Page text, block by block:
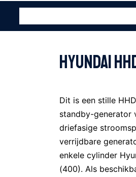
HYUNDAI
Dit is een stille
standby-generator
driefasige
verrijdbare
enkele cylinder
(400). Als